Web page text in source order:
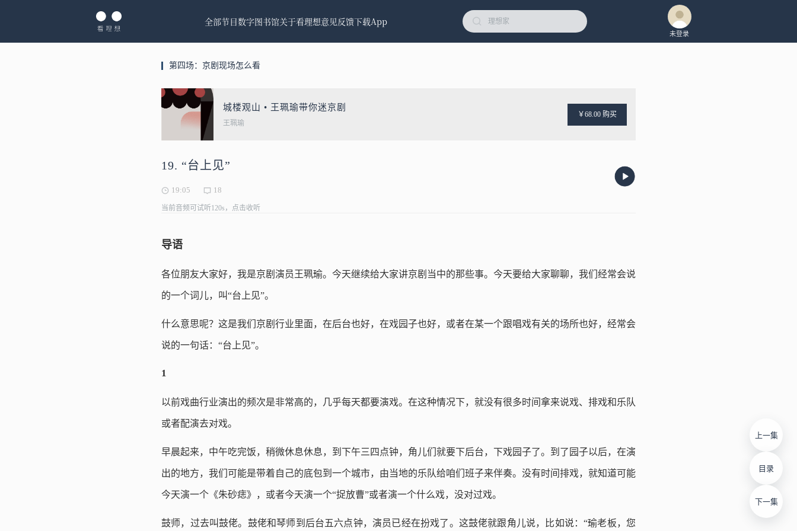
全部节目数字图书馆关于看理想意见反馈下载App
未登录
第四场：京剧现场怎么看
城楼观山 • 王珮瑜带你迷京剧
王珮瑜
￥68.00 购买
19. “台上见”
19:05 18
当前音频可试听120s，点击收听
上一集
目录
下一集
导语
各位朋友大家好，我是京剧演员王珮瑜。今天继续给大家讲京剧当中的那些事。今天要给大家聊聊，我们经常会说
的一个词儿，叫“台上见”。
什么意思呢？这是我们京剧行业里面，在后台也好，在戏园子也好，或者在某一个跟唱戏有关的场所也好，经常会
说的一句话：“台上见”。
1
以前戏曲行业演出的频次是非常高的，几乎每天都要演戏。在这种情况下，就没有很多时间拿来说戏、排戏和乐队
或者配演去对戏。
早晨起来，中午吃完饭，稍微休息休息，到下午三四点钟，角儿们就要下后台，下戏园子了。到了园子以后，在演
出的地方，我们可能是带着自己的底包到一个城市，由当地的乐队给咱们班子来伴奏。没有时间排戏，就知道可能
今天演一个《朱砂痣》，或者今天演一个“捉放曹”或者演一个什么戏，没对过戏。
鼓师，过去叫鼓佬。鼓佬和琴师到后台五六点钟，演员已经在扮戏了。这鼓佬就跟角儿说，比如说：“瑜老板，您